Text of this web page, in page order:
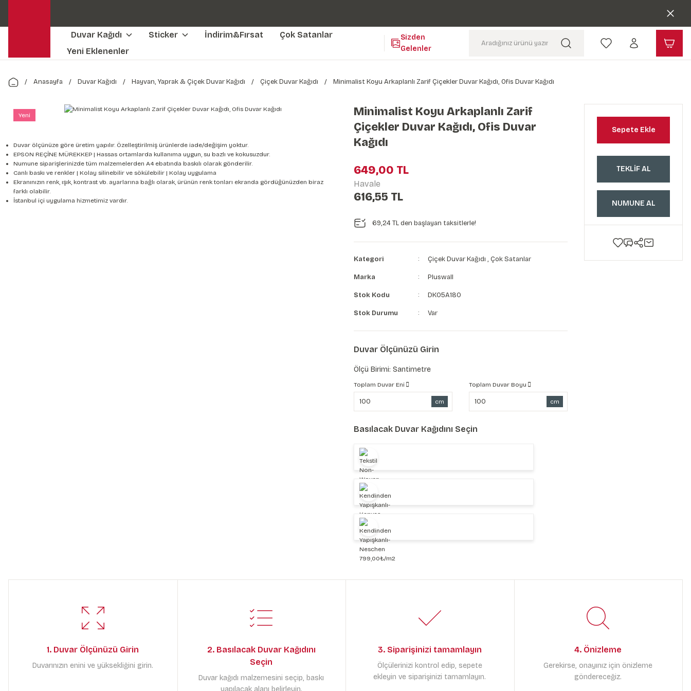
Kendinden Yapışkanlı Kolay Uygulanan Duvar Kağıtları😇
Duvar Kağıdı Sticker İndirim&Fırsat
Çok Satanlar
Yeni Eklenenler
Sizden
Gelenler
Anasayfa Duvar Kağıdı Hayvan, Yaprak & Çiçek Duvar Kağıdı Çiçek Duvar Kağıdı Minimalist Koyu Arkaplanlı Zarif Çiçekler Duvar Kağıdı, Ofis Duvar Kağıdı
Yeni
Duvar ölçünüze göre üretim yapılır. Özelleştirilmiş ürünlerde iade/değişim yoktur.
EPSON REÇİNE MÜREKKEP | Hassas ortamlarda kullanıma uygun, su bazlı ve kokusuzdur.
Numune siparişlerinizde tüm malzemelerden A4 ebatında baskılı olarak gönderilir.
Canlı baskı ve renkler | Kolay silinebilir ve sökülebilir | Kolay uygulama
Ekranınızın renk, ışık, kontrast vb. ayarlarına bağlı olarak, ürünün renk tonları ekranda gördüğünüzden biraz
farklı olabilir.
İstanbul içi uygulama hizmetimiz vardır.
Minimalist Koyu Arkaplanlı Zarif
Çiçekler Duvar Kağıdı, Ofis Duvar
Kağıdı
649,00 TL
Havale
616,55 TL
69,24 TL den başlayan taksitlerle!
Kategori Çiçek Duvar Kağıdı , Çok Satanlar
Marka Pluswall
Stok Kodu DK05A180
Stok Durumu Var
Duvar Ölçünüzü Girin
Ölçü Birimi: Santimetre
Toplam Duvar Eni
cm
Toplam Duvar Boyu
cm
Basılacak Duvar Kağıdını Seçin
Sepete Ekle
TEKLİF AL
NUMUNE AL
1. Duvar Ölçünüzü Girin
Duvarınızın enini ve yüksekliğini girin.
2. Basılacak Duvar Kağıdını
Seçin
Duvar kağıdı malzemesini seçip, baskı
yapılacak alanı belirleyin.
3. Siparişinizi tamamlayın
Ölçülerinizi kontrol edip, sepete
ekleyin ve siparişinizi tamamlayın.
4. Önizleme
Gerekirse, onayınız için önizleme
göndereceğiz.